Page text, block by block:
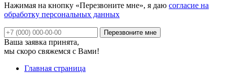
Нажимая на кнопку «Перезвоните мне», я даю согласие на
обработку персональных данных
Ваша заявка принята,
мы скоро свяжемся с Вами!
Главная страница